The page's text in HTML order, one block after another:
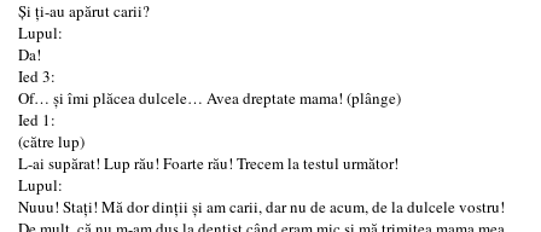
Și ți-au apărut carii?
Lupul:
Da!
Ied 3:
Of… și îmi plăcea dulcele… Avea dreptate mama! (plânge)
Ied 1:
(către lup)
L-ai supărat! Lup rău! Foarte rău! Trecem la testul următor!
Lupul:
Nuuu! Stați! Mă dor dinții și am carii, dar nu de acum, de la dulcele vostru!